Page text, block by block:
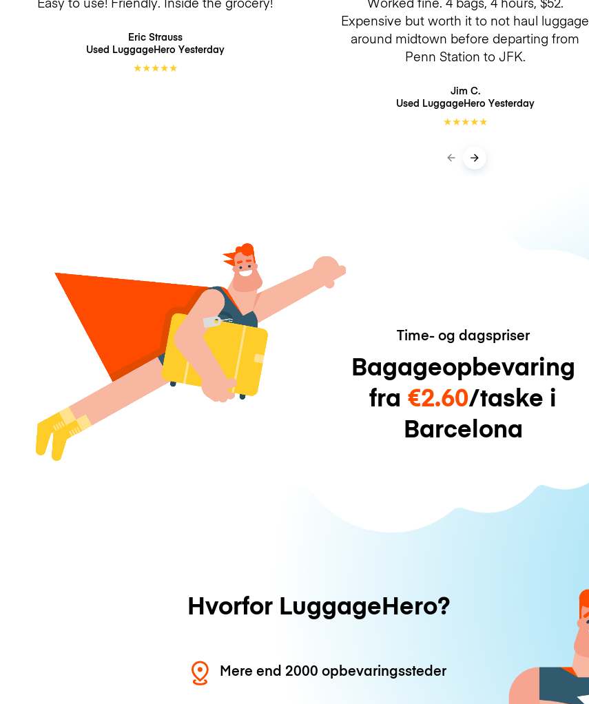
Eric Strauss
Used LuggageHero Yesterday
★★★★★
Expensive but worth it to not haul luggage
around midtown before departing from
Penn Station to JFK.
Jim C.
Used LuggageHero Yesterday
★★★★★
Time- og dagspriser
Bagageopbevaring
fra €2.60/taske i
Barcelona
Hvorfor LuggageHero?
Mere end 2000 opbevaringssteder